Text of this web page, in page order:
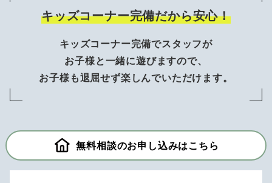
キッズコーナー完備だから安心！
キッズコーナー完備でスタッフが
お子様と一緒に遊びますので、
お子様も退屈せず楽しんでいただけます。
無料相談のお申し込みはこちら